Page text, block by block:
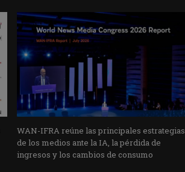
WAN-IFRA reúne las principales estrategias
de los medios ante la IA, la pérdida de
ingresos y los cambios de consumo